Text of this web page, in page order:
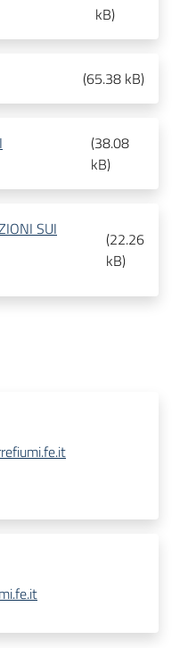
kB)
(65.38 kB)
(38.08
kB)
SUI
(22.26
kB)